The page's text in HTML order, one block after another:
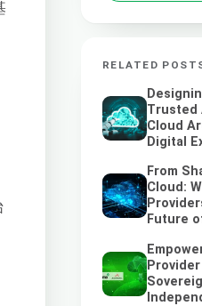
RELATED
Trusted
Cloud
Digital
From
Cloud:
Future